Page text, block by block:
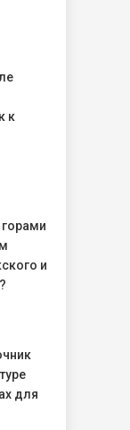
к
и
для